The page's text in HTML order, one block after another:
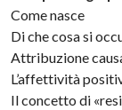
Come nasce
Di che cosa si
Attribuzione
L’affettività
Il concetto di